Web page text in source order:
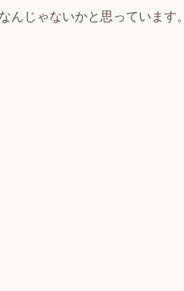
んじゃないかと思っています。